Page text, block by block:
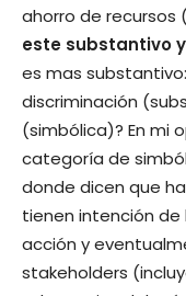
ahorro de recursos
este substantivo
es mas
discriminación
(simbólica)? En mi
categoría de
donde dicen que
tienen intención de
acción y
stakeholders